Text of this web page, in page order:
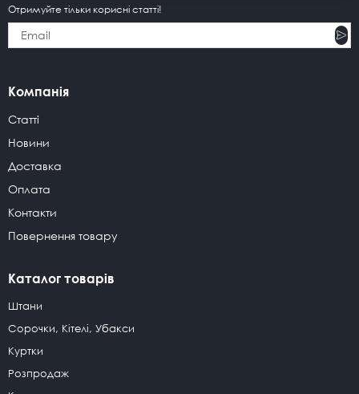
Отримуйте тільки корисні статті!
Компанія
Статті
Новини
Доставка
Оплата
Контакти
Повернення товару
Каталог товарів
Штани
Сорочки, Кітелі, Убакси
Куртки
Розпродаж